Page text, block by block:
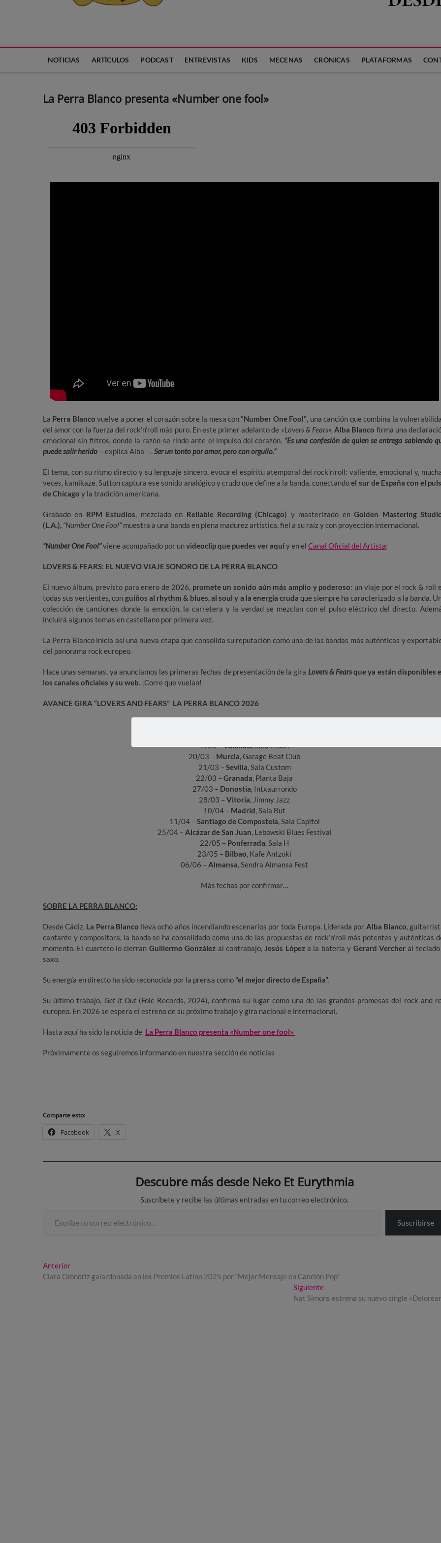
NOTICIAS ARTÍCULOS PODCAST ENTREVISTAS KIDS MECENAS CRÓNICAS PLATAFORMAS
La Perra Blanco presenta «Number one fool»
La Perra Blanco vuelve a poner el corazón sobre la mesa con “Number One Fool”, una canción que combina la
del amor con la fuerza del rock’n’roll más puro. En este primer adelanto de «Lovers & Fears», Alba Blanco firma una
emocional sin filtros, donde la razón se rinde ante el impulso del corazón. “Es una confesión de quien se entrega sabiendo
puede salir herido —explica Alba —.Ser un tonto por amor, pero con orgullo.”
El tema, con su ritmo directo y su lenguaje sincero, evoca el espíritu atemporal del rock’n’roll: valiente, emocional y,
veces, kamikaze. Sutton captura ese sonido analógico y crudo que define a la banda, conectandoel sur de España con el
de Chicago y la tradición americana.
Grabado en RPM Estudios, mezclado en Reliable Recording (Chicago) y masterizado enGolden Mastering
(L.A.), “Number One Fool” muestra a una banda en plena madurez artística, fiel a su raíz y con proyección internacional.
“Number One Fool”viene acompañado por unvideoclip que puedes ver aquíy en el Canal Oficial del Artista:
LOVERS & FEARS: EL NUEVO VIAJE SONORO DE LA PERRA BLANCO
El nuevo álbum, previsto para enero de 2026, promete un sonido aún más amplio y poderoso: un viaje por el rock & roll
todas sus vertientes, con guiños al rhythm & blues, al soul y a la energía cruda que siempre ha caracterizado a la banda.
colección de canciones donde la emoción, la carretera y la verdad se mezclan con el pulso eléctrico del directo.
incluirá algunos temas en castellano por primera vez.
La Perra Blanco inicia así una nueva etapa que consolida su reputación como una de las bandas más auténticas y
del panorama rock europeo.
Hace unas semanas, ya anunciamos las primeras fechas de presentación de la gira Lovers & Fearsque ya están disponibles
los canales oficiales y su web. ¡Corre que vuelan!
AVANCE GIRA “LOVERS AND FEARS” LA PERRA BLANCO 2026
7/03 –Valencia, Sala Moon
20/03 – Murcia, Garage Beat Club
21/03 – Sevilla, Sala Custom
22/03 – Granada, Planta Baja
27/03 – Donostia, Intxaurrondo
28/03 – Vitoria, Jimmy Jazz
10/04 – Madrid, Sala But
11/04 – Santiago de Compostela, Sala Capitol
25/04 – Alcázar de San Juan, Lebowski Blues Festival
22/05 – Ponferrada, Sala H
23/05 – Bilbao, Kafe Antzoki
06/06 – Almansa, Sendra Almansa Fest
Más fechas por confirmar…
SOBRE LA PERRA BLANCO:
Desde Cádiz, La Perra Blanco lleva ocho años incendiando escenarios por toda Europa. Liderada por Alba Blanco,
cantante y compositora, la banda se ha consolidado como una de las propuestas de rock’n’roll más potentes y auténticas
momento. El cuarteto lo cierran Guillermo González al contrabajo, Jesús Lópeza la batería y Gerard Vercheral
saxo.
Su energía en directo ha sido reconocida por la prensa como “el mejor directo de España”.
Su último trabajo, Get It Out (Folc Records, 2024), confirma su lugar como una de las grandes promesas del rock and
europeo. En 2026 se espera el estreno de su próximo trabajo y gira nacional e internacional.
Hasta aquí ha sido la noticia de La Perra Blanco presenta «Number one fool»
Próximamente os seguiremos informando en nuestra sección de noticias
Comparte esto:
Facebook X
Descubre más desde Neko Et Eurythmia
Suscríbete y recibe las últimas entradas en tu correo electrónico.
Suscribirse
Navegación
de
AnteriorEntrada
anterior:
Clara Olóndriz galardonada en los Premios Latino 2025 por “Mejor Mensaje en Canción Pop”
SiguienteEntrada
siguiente:
Nat Simons estrena su nuevo single